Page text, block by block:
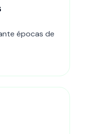
épocas de